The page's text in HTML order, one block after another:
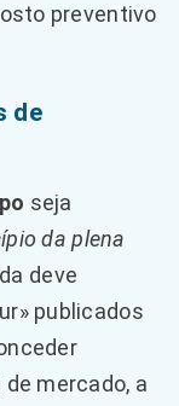
preventivo
de
seja
da plena
deve
publicados
mercado, a